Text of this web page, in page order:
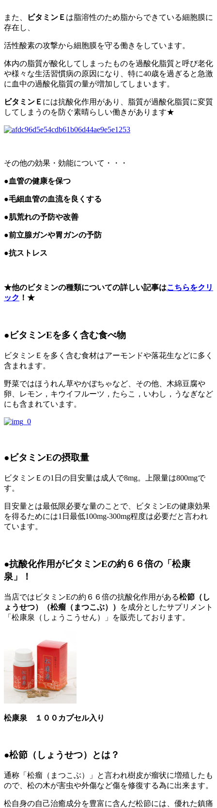
また、 ビタミンＥ は脂溶性のため脂からできている細胞膜に
存在し、
活性酸素の攻撃から細胞膜を守る働きをしています。
体内の脂質が酸化してしまったものを過酸化脂質と呼び老化
や様々な生活習慣病の原因になり、特に40歳を過ぎると急激
に血中の過酸化脂質の量が増加してしまいます。
ビタミンＥ には抗酸化作用があり、脂質が過酸化脂質に変質
してしまうのを防ぐ素晴らしい働きがあります★
その他の効果・効能について・・・
●血管の健康を保つ
●毛細血管の血流を良くする
●肌荒れの予防や改善
●前立腺ガンや胃ガンの予防
●抗ストレス
★他のビタミンの種類についての詳しい記事はこちらをクリ
ック ！★
●ビタミンEを多く含む食べ物
ビタミンＥを多く含む食材はアーモンドや落花生などに多く
含まれます。
野菜ではほうれん草やかぼちゃなど、その他、木綿豆腐や
卵、レモン，キウイフルーツ，たらこ，いわし，うなぎなど
にも含まれています。
●ビタミンEの摂取量
ビタミンＥの1日の目安量は成人で8mg。上限量は800mgで
す。
目安量とは最低限必要な量のことで、ビタミンEの健康効果
を得るためには1日最低100mg-300mg程度は必要だと言われ
ています。
●抗酸化作用がビタミンEの約６６倍の「松康
泉」！
当店ではビタミンEの約６６倍の抗酸化作用がある松節（し
ょうせつ）（松瘤（まつこぶ））
を成分としたサプリメント
「松康泉（しょうこうせん）」を販売しております。
松康泉 １００カプセル入り
●松節（しょうせつ）とは？
通称「松瘤（まつこぶ）」と言われ樹皮が瘤状に増殖したも
ので、松の木が害虫や外傷など傷を修復する為に出来ます。
松自身の自己治癒成分を豊富に含んだ松節には、優れた鎮痛